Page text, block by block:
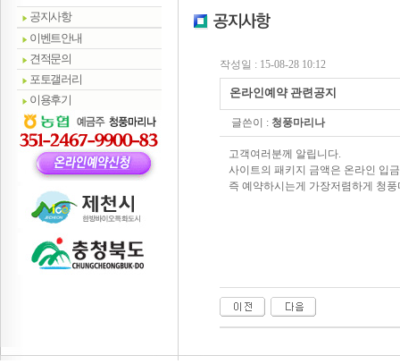
공지사항
이벤트안내
견적문의
포토갤러리
이용후기
작성일 : 15-08-28 10:12
온라인예약 관련공지
글쓴이 : 청풍마리나
고객여러분께 알립니다.
사이트의 패키지 금액은 온라인 입
즉 예약하시는게 가장저렴하게 청